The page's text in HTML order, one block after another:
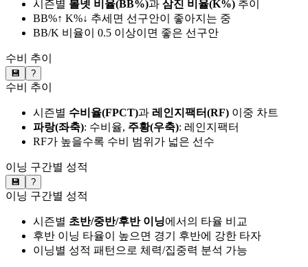
시즌별 볼넷 비율(BB%)과 삼진 비율(K%) 추이
BB%↑ K%↓ 추세면 선구안이 좋아지는 중
BB/K 비율이 0.5 이상이면 좋은 선구안
수비 추이
💾 ?
수비 추이
시즌별 수비율(FPCT)과 레인지팩터(RF) 이중 차트
파랑(좌축): 수비율, 주황(우축): 레인지팩터
RF가 높을수록 수비 범위가 넓은 선수
이닝 구간별 성적
💾 ?
이닝 구간별 성적
시즌별 초반/중반/후반 이닝에서의 타율 비교
후반 이닝 타율이 높으면 경기 후반에 강한 타자
이닝별 성적 패턴으로 체력/집중력 분석 가능